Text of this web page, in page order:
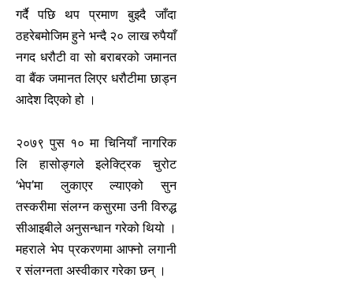
गर्दै पछि थप प्रमाण बुझ्दै जाँदा
ठहरेबमोजिम हुने भन्दै २० लाख रुपैयाँ
नगद धरौटी वा सो बराबरको जमानत
वा बैंक जमानत लिएर धरौटीमा छाड्न
आदेश दिएको हो ।
२०७९ पुस १० मा चिनियाँ नागरिक
लि हासोङ्गले इलेक्ट्रिक चुरोट
‘भेप’मा लुकाएर ल्याएको सुन
तस्करीमा संलग्न कसुरमा उनी विरुद्ध
सीआइबीले अनुसन्धान गरेको थियो ।
महराले भेप प्रकरणमा आफ्नो लगानी
र संलग्नता अस्वीकार गरेका छन् ।